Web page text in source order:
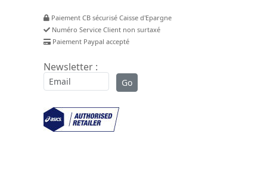
Paiement CB sécurisé Caisse d'Epargne
Numéro Service Client non surtaxé
Paiement Paypal accepté
Newsletter :